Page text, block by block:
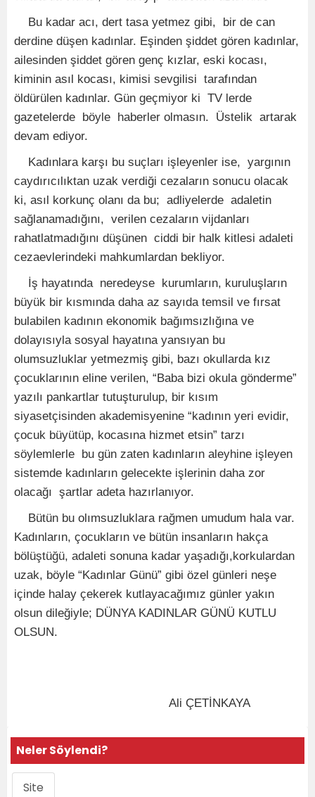
Bu kadar acı, dert tasa yetmez gibi, bir de can
derdine düşen kadınlar. Eşinden şiddet gören kadınlar,
ailesinden şiddet gören genç kızlar, eski kocası,
kiminin asıl kocası, kimisi sevgilisi tarafından
öldürülen kadınlar. Gün geçmiyor ki TV lerde
gazetelerde böyle haberler olmasın. Üstelik artarak
devam ediyor.
Kadınlara karşı bu suçları işleyenler ise, yargının
caydırıcılıktan uzak verdiği cezaların sonucu olacak
ki, asıl korkunç olanı da bu; adliyelerde adaletin
sağlanamadığını, verilen cezaların vijdanları
rahatlatmadığını düşünen ciddi bir halk kitlesi adaleti
cezaevlerindeki mahkumlardan bekliyor.
İş hayatında neredeyse kurumların, kuruluşların
büyük bir kısmında daha az sayıda temsil ve fırsat
bulabilen kadının ekonomik bağımsızlığına ve
dolayısıyla sosyal hayatına yansıyan bu
olumsuzluklar yetmezmiş gibi, bazı okullarda kız
çocuklarının eline verilen, “Baba bizi okula gönderme”
yazılı pankartlar tutuşturulup, bir kısım
siyasetçisinden akademisyenine “kadının yeri evidir,
çocuk büyütüp, kocasına hizmet etsin” tarzı
söylemlerle bu gün zaten kadınların aleyhine işleyen
sistemde kadınların gelecekte işlerinin daha zor
olacağı şartlar adeta hazırlanıyor.
Bütün bu olımsuzluklara rağmen umudum hala var.
Kadınların, çocukların ve bütün insanların hakça
bölüştüğü, adaleti sonuna kadar yaşadığı,korkulardan
uzak, böyle “Kadınlar Günü” gibi özel günleri neşe
içinde halay çekerek kutlayacağımız günler yakın
olsun dileğiyle; DÜNYA KADINLAR GÜNÜ KUTLU
OLSUN.
Ali ÇETİNKAYA
Neler Söylendi?
Site